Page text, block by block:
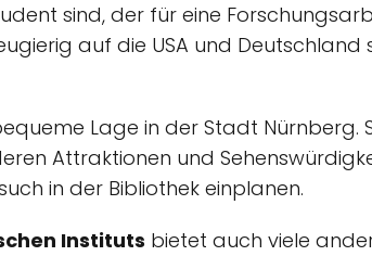
sind, der für eine
auf die USA und
Lage in der Stadt
Attraktionen und
in der Bibliothek einplanen.
Instituts bietet auch viele